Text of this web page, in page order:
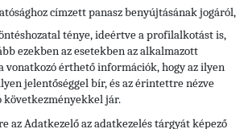
címzett panasz benyújtásának jogáról,
ténye, ideértve a profilalkotást is,
ezekben az esetekben az alkalmazott
vonatkozó érthető információk, hogy az ilyen
jelentőséggel bír, és az érintettre nézve
jár.
az Adatkezelő az adatkezelés tárgyát képező